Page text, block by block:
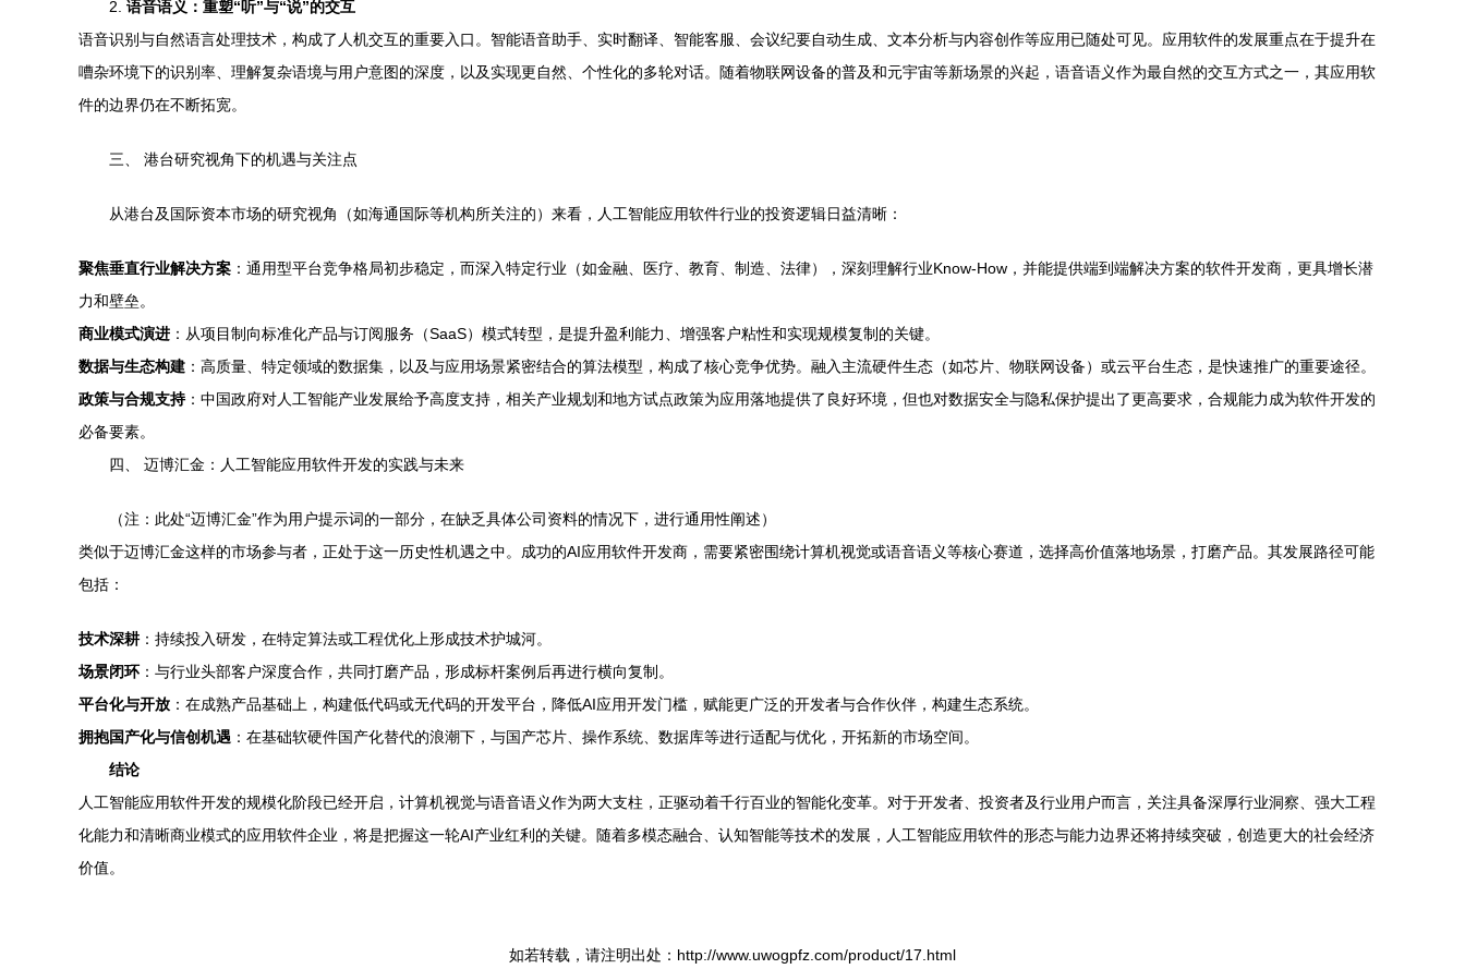
2. 语音语义：重塑“听”与“说”的交互
语音识别与自然语言处理技术，构成了人机交互的重要入口。智能语音助手、实时翻译、智能客服、会议纪要自动生成、文本分析与内容创作等应用已随处可见。应用软件的发展重点在于提升在
嘈杂环境下的识别率、理解复杂语境与用户意图的深度，以及实现更自然、个性化的多轮对话。随着物联网设备的普及和元宇宙等新场景的兴起，语音语义作为最自然的交互方式之一，其应用软
件的边界仍在不断拓宽。
三、 港台研究视角下的机遇与关注点
从港台及国际资本市场的研究视角（如海通国际等机构所关注的）来看，人工智能应用软件行业的投资逻辑日益清晰：
聚焦垂直行业解决方案 ：通用型平台竞争格局初步稳定，而深入特定行业（如金融、医疗、教育、制造、法律），深刻理解行业Know-How，并能提供端到端解决方案的软件开发商，更具增长潜
力和壁垒。
商业模式演进 ：从项目制向标准化产品与订阅服务（SaaS）模式转型，是提升盈利能力、增强客户粘性和实现规模复制的关键。
数据与生态构建 ：高质量、特定领域的数据集，以及与应用场景紧密结合的算法模型，构成了核心竞争优势。融入主流硬件生态（如芯片、物联网设备）或云平台生态，是快速推广的重要途径。
政策与合规支持：中国政府对人工智能产业发展给予高度支持，相关产业规划和地方试点政策为应用落地提供了良好环境，但也对数据安全与隐私保护提出了更高要求，合规能力成为软件开发的
必备要素。
四、 迈博汇金：人工智能应用软件开发的实践与未来
（注：此处“迈博汇金”作为用户提示词的一部分，在缺乏具体公司资料的情况下，进行通用性阐述）
类似于迈博汇金这样的市场参与者，正处于这一历史性机遇之中。成功的AI应用软件开发商，需要紧密围绕计算机视觉或语音语义等核心赛道，选择高价值落地场景，打磨产品。其发展路径可能
包括：
技术深耕：持续投入研发，在特定算法或工程优化上形成技术护城河。
场景闭环：与行业头部客户深度合作，共同打磨产品，形成标杆案例后再进行横向复制。
平台化与开放 ：在成熟产品基础上，构建低代码或无代码的开发平台，降低AI应用开发门槛，赋能更广泛的开发者与合作伙伴，构建生态系统。
拥抱国产化与信创机遇 ：在基础软硬件国产化替代的浪潮下，与国产芯片、操作系统、数据库等进行适配与优化，开拓新的市场空间。
结论
人工智能应用软件开发的规模化阶段已经开启，计算机视觉与语音语义作为两大支柱，正驱动着千行百业的智能化变革。对于开发者、投资者及行业用户而言，关注具备深厚行业洞察、强大工程
化能力和清晰商业模式的应用软件企业，将是把握这一轮AI产业红利的关键。随着多模态融合、认知智能等技术的发展，人工智能应用软件的形态与能力边界还将持续突破，创造更大的社会经济
价值。
如若转载，请注明出处：http://www.uwogpfz.com/product/17.html